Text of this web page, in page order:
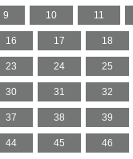
9 10 11
16 17 18
23 24 25
30 31 32
37 38 39
44 45 46